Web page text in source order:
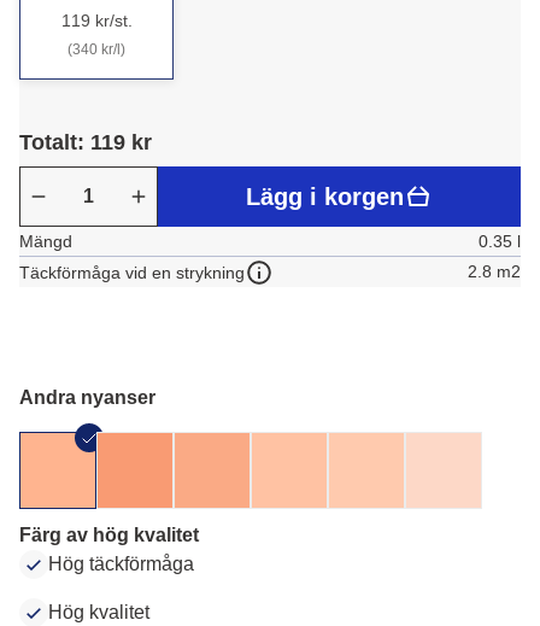
119 kr/st.
(340 kr/l)
Totalt: 119 kr
Lägg i korgen
Mängd
0.35 l
Täckförmåga vid en strykning
2.8 m2
Andra nyanser
Färg av hög kvalitet
Hög täckförmåga
Hög kvalitet